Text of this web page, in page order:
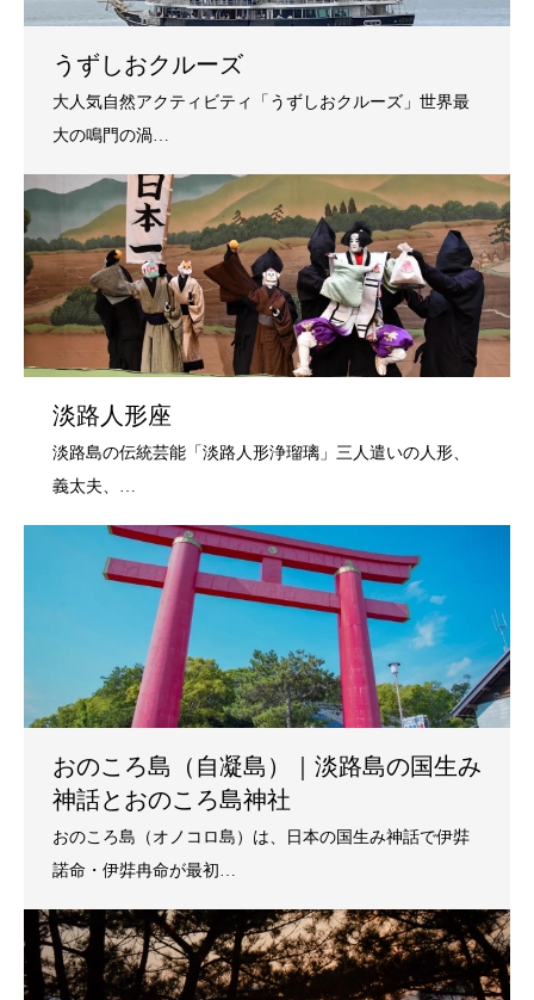
うずしおクルーズ
淡路人形座
おのころ島（自凝島）｜淡路島の国生み
神話とおのころ島神社